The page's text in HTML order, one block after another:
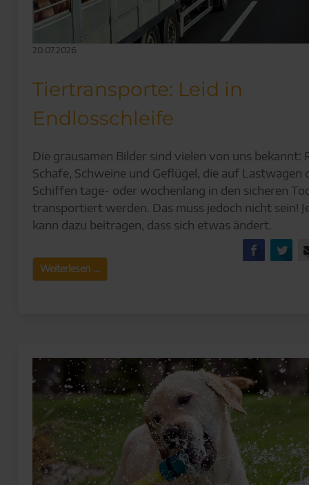
20.07.2026
Tiertransporte: Leid in
Endlosschleife
Die grausamen Bilder sind vielen von uns bekannt:
Schafe, Schweine und Geflügel, die auf Lastwagen
Schiffen tage- oder wochenlang in den sicheren
transportiert werden. Das muss jedoch nicht sein!
kann dazu beitragen, dass sich etwas ändert.
Weiterlesen …Tiertransporte:
Leid